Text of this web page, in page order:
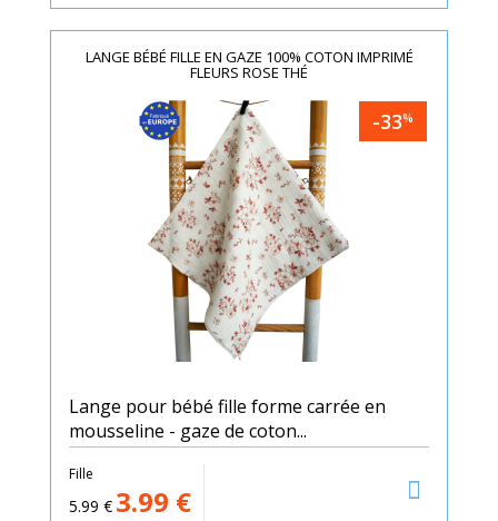
LANGE BÉBÉ FILLE EN GAZE 100% COTON IMPRIMÉ
FLEURS ROSE THÉ
-33%
Lange pour bébé fille forme carrée en
mousseline - gaze de coton...
Fille
5.99 € 3.99 €